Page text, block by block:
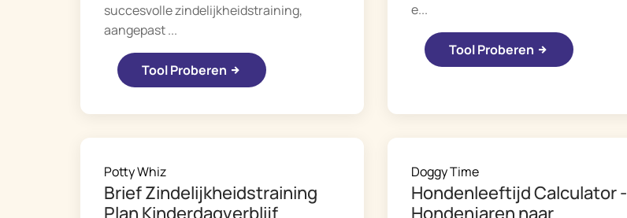
succesvolle zindelijkheidstraining,
aangepast ...
Tool Proberen
e...
Tool Proberen
Potty Whiz
Brief Zindelijkheidstraining
Plan Kinderdagverblijf
Doggy Time
Hondenleeftijd Calculator -
Hondenjaren naar